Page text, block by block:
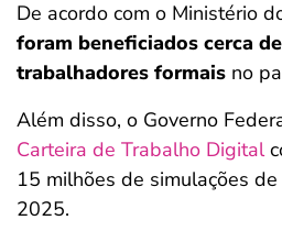
De acordo com o Ministério
foram beneficiados cerca
trabalhadores formais no
Além disso, o Governo
Carteira de Trabalho Digital
15 milhões de simulações
2025.